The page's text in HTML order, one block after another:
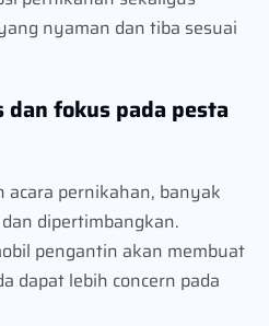
nyaman dan tiba sesuai
fokus pada pesta
pernikahan, banyak
dipertimbangkan.
pengantin akan membuat
dapat lebih concern pada